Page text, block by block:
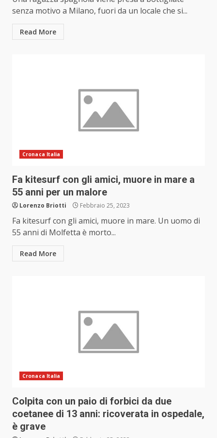
senza motivo a Milano, fuori da un locale che si...
Read More
Cronaca Italia
Fa kitesurf con gli amici, muore in mare a
55 anni per un malore
Lorenzo Briotti Febbraio 25, 2023
Fa kitesurf con gli amici, muore in mare. Un uomo di
55 anni di Molfetta è morto...
Read More
Cronaca Italia
Colpita con un paio di forbici da due
coetanee di 13 anni: ricoverata in ospedale,
è grave